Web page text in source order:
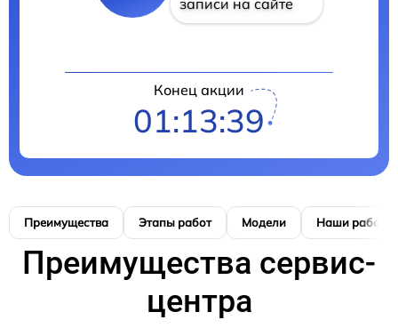
Конец акции
01:13:39
Преимущества Этапы работ Модели Наши работы
Преимущества сервис-
центра